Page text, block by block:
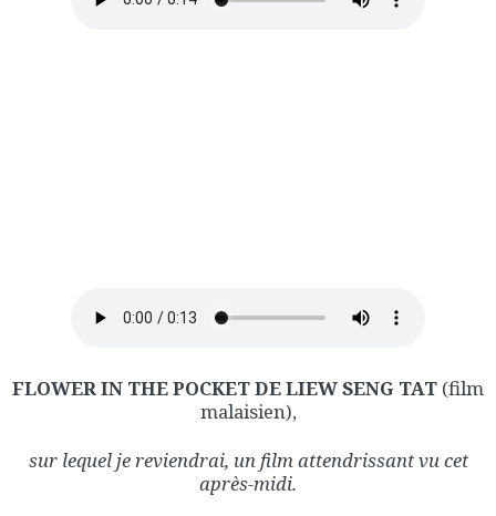
FLOWER IN THE POCKET DE LIEW SENG TAT (film
malaisien),
sur lequel je reviendrai, un film attendrissant vu cet
après-midi.